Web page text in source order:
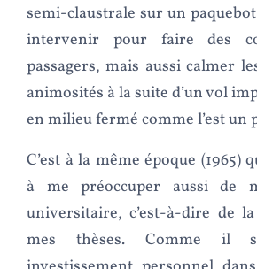
semi-claustrale sur un
intervenir pour faire des
passagers, mais aussi calmer
animosités à la suite d’un vol
en milieu fermé comme l’est un
C’est à la même époque (1965)
à me préoccuper aussi de
universitaire, c’est-à-dire de
mes thèses. Comme il